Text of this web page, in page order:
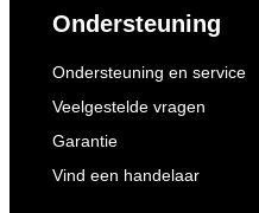
Ondersteuning
Ondersteuning en service
Veelgestelde vragen
Garantie
Vind een handelaar